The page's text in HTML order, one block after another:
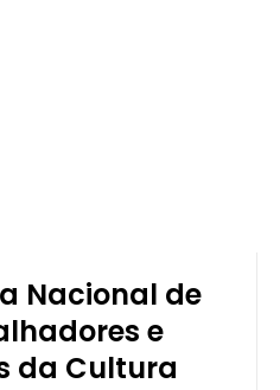
Nacional de
e
da Cultura